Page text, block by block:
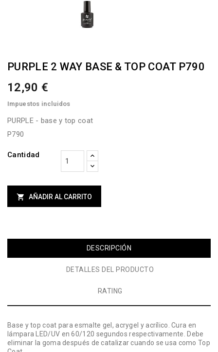
PURPLE 2 WAY BASE & TOP COAT P790
12,90 €
Impuestos incluidos
PURPLE - base y top coat
P790
Cantidad
 AÑADIR AL CARRITO
DESCRIPCIÓN
DETALLES DEL PRODUCTO
RATING
Base y top coat para esmalte gel, acrygel y acrílico. Cura en
lámpara LED/UV en 60/120 segundos respectivamente. Debe
eliminar la goma después de catalizar cuando se usa como Top